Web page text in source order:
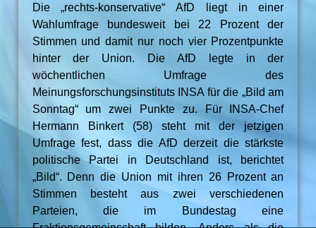
Die „rechts-konservative“ AfD liegt in einer
Wahlumfrage bundesweit bei 22 Prozent der
Stimmen und damit nur noch vier Prozentpunkte
hinter der Union. Die AfD legte in der
wöchentlichen Umfrage des
Meinungsforschungsinstituts INSA für die „Bild am
Sonntag“ um zwei Punkte zu. Für INSA-Chef
Hermann Binkert (58) steht mit der jetzigen
Umfrage fest, dass die AfD derzeit die stärkste
politische Partei in Deutschland ist, berichtet
„Bild“. Denn die Union mit ihren 26 Prozent an
Stimmen besteht aus zwei verschiedenen
Parteien, die im Bundestag eine